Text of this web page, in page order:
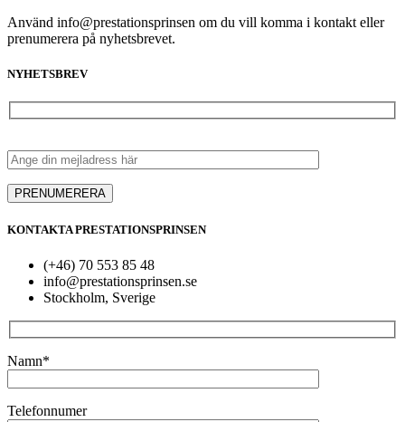
Använd info@prestationsprinsen om du vill komma i kontakt eller
prenumerera på nyhetsbrevet.
NYHETSBREV
KONTAKTA PRESTATIONSPRINSEN
(+46) 70 553 85 48
info@prestationsprinsen.se
Stockholm, Sverige
Namn*
Telefonnumer